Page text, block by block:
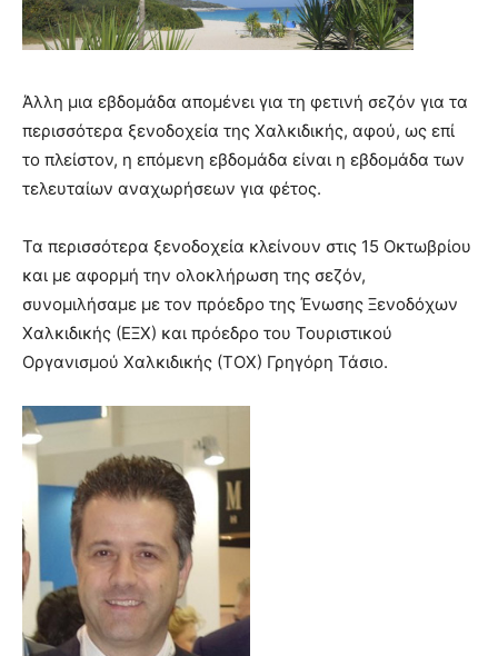
Άλλη μια εβδομάδα απομένει για τη φετινή σεζόν για τα
περισσότερα ξενοδοχεία της Χαλκιδικής, αφού, ως επί
το πλείστον, η επόμενη εβδομάδα είναι η εβδομάδα των
τελευταίων αναχωρήσεων για φέτος.
Τα περισσότερα ξενοδοχεία κλείνουν στις 15 Οκτωβρίου
και με αφορμή την ολοκλήρωση της σεζόν,
συνομιλήσαμε με τον πρόεδρο της Ένωσης Ξενοδόχων
Χαλκιδικής (ΕΞΧ) και πρόεδρο του Τουριστικού
Οργανισμού Χαλκιδικής (ΤΟΧ) Γρηγόρη Τάσιο.